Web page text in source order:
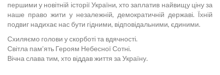
першими у новітній історії України, хто заплатив найвищу ціну за
наше право жити у незалежній, демократичній державі. Їхній
подвиг надихає нас бути гідними, відповідальними, єдиними.
Схиляємо голови у скорботі та вдячності.
Світла пам’ять Героям Небесної Сотні.
Вічна слава тим, хто віддав життя за Україну.